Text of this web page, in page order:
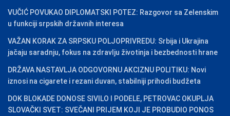
VUČIĆ POVUKAO DIPLOMATSKI POTEZ: Razgovor sa Zelenskim
u funkciji srpskih državnih interesa
VAŽAN KORAK ZA SRPSKU POLJOPRIVREDU: Srbija i Ukrajina
jačaju saradnju, fokus na zdravlju životinja i bezbednosti hrane
DRŽAVA NASTAVLJA ODGOVORNU AKCIZNU POLITIKU: Novi
iznosi na cigarete i rezani duvan, stabilniji prihodi budžeta
DOK BLOKADE DONOSE SIVILO I PODELE, PETROVAC OKUPLJA
SLOVAČKI SVET: SVEČANI PRIJEM KOJI JE PROBUDIO PONOS